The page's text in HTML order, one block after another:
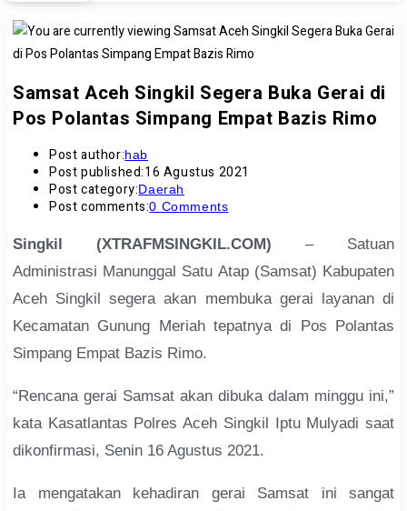
Samsat Aceh Singkil Segera Buka Gerai di
Pos Polantas Simpang Empat Bazis Rimo
Post author:hab
Post published:16 Agustus 2021
Post category:Daerah
Post comments:0 Comments
Singkil (XTRAFMSINGKIL.COM) – Satuan
Administrasi Manunggal Satu Atap (Samsat) Kabupaten
Aceh Singkil segera akan membuka gerai layanan di
Kecamatan Gunung Meriah tepatnya di Pos Polantas
Simpang Empat Bazis Rimo.
“Rencana gerai Samsat akan dibuka dalam minggu ini,”
kata Kasatlantas Polres Aceh Singkil Iptu Mulyadi saat
dikonfirmasi, Senin 16 Agustus 2021.
Ia mengatakan kehadiran gerai Samsat ini sangat